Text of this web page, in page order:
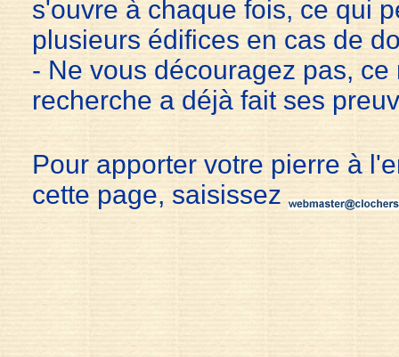
s'ouvre à chaque fois, ce qui
plusieurs édifices en cas de
- Ne vous découragez pas,
recherche a déjà fait ses
Pour apporter votre pierre à
cette page, saisissez